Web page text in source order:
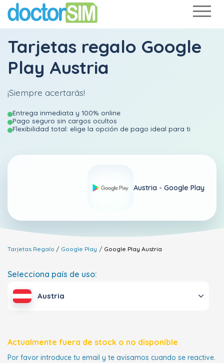
Tarjetas regalo Google
Play Austria
¡Siempre acertarás!
Entrega inmediata y 100% online
Pago seguro sin cargos ocultos
Flexibilidad total: elige la opción de pago ideal para ti
Austria - Google Play
Tarjetas Regalo Google Play Google Play Austria
Selecciona país de uso:
Austria
Actualmente fuera de stock o no disponible
Por favor introduce tu email y te avisamos cuando se reactive.